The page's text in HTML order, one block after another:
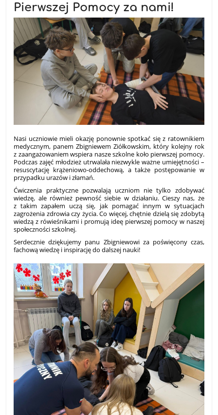
Pierwszej Pomocy za nami!
Nasi uczniowie mieli okazję ponownie spotkać się z ratownikiem
medycznym, panem Zbigniewem Ziółkowskim, który kolejny rok
z zaangażowaniem wspiera nasze szkolne koło pierwszej pomocy.
Podczas zajęć młodzież utrwalała niezwykle ważne umiejętności –
resuscytację krążeniowo-oddechową, a także postępowanie w
przypadku urazów i złamań.
Ćwiczenia praktyczne pozwalają uczniom nie tylko zdobywać
wiedzę, ale również pewność siebie w działaniu. Cieszy nas, że
z takim zapałem uczą się, jak pomagać innym w sytuacjach
zagrożenia zdrowia czy życia. Co więcej, chętnie dzielą się zdobytą
wiedzą z rówieśnikami i promują ideę pierwszej pomocy w naszej
społeczności szkolnej.
Serdecznie dziękujemy panu Zbigniewowi za poświęcony czas,
fachową wiedzę i inspirację do dalszej nauki!